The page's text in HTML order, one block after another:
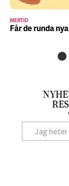
MERTID
Får de runda